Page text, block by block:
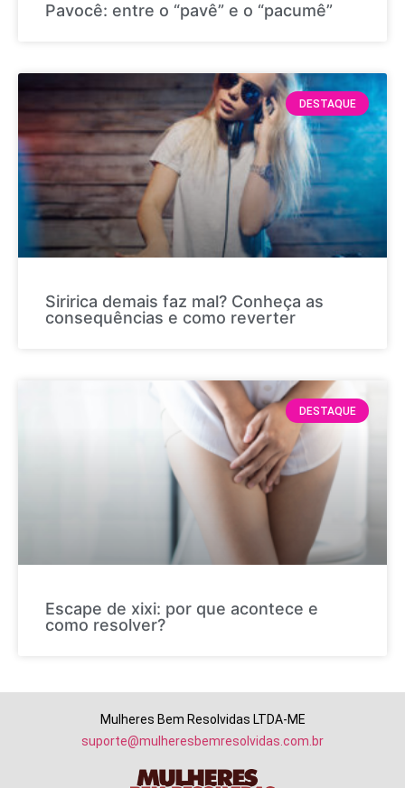
Pavocê: entre o “pavê” e o “pacumê”
DESTAQUE
Siririca demais faz mal? Conheça as
consequências e como reverter
DESTAQUE
Escape de xixi: por que acontece e
como resolver?
Mulheres Bem Resolvidas LTDA-ME
suporte@mulheresbemresolvidas.com.br